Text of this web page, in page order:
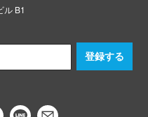
B1
登録する